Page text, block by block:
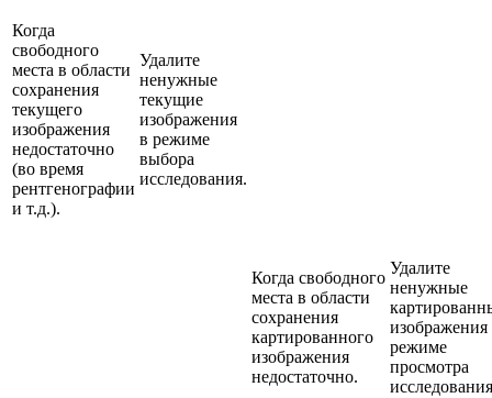
Когда
свободного
места в области
сохранения
текущего
изображения
недостаточно
(во время
рентгенографии
и т.д.).
Удалите
ненужные
текущие
изображения
в режиме
выбора
исследования.
Когда свободного
места в области
сохранения
картированного
изображения
недостаточно.
Удалите
ненужные
изображения
режиме
просмотра